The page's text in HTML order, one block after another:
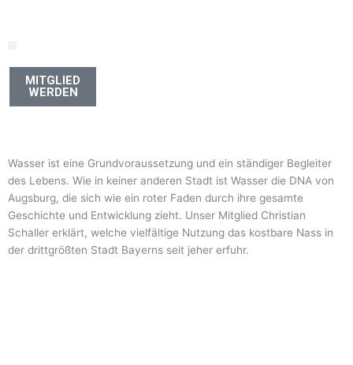
MITGLIED
WERDEN
Wasser ist eine Grundvoraussetzung und ein ständiger Begleiter
des Lebens. Wie in keiner anderen Stadt ist Wasser die DNA von
Augsburg, die sich wie ein roter Faden durch ihre gesamte
Geschichte und Entwicklung zieht. Unser Mitglied Christian
Schaller erklärt, welche vielfältige Nutzung das kostbare Nass in
der drittgrößten Stadt Bayerns seit jeher erfuhr.